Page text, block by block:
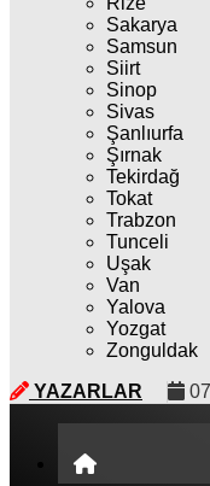
Sakarya
Samsun
Siirt
Sinop
Sivas
Şanlıurfa
Şırnak
Tekirdağ
Tokat
Trabzon
Tunceli
Uşak
Van
Yalova
Yozgat
Zonguldak
YAZARLAR